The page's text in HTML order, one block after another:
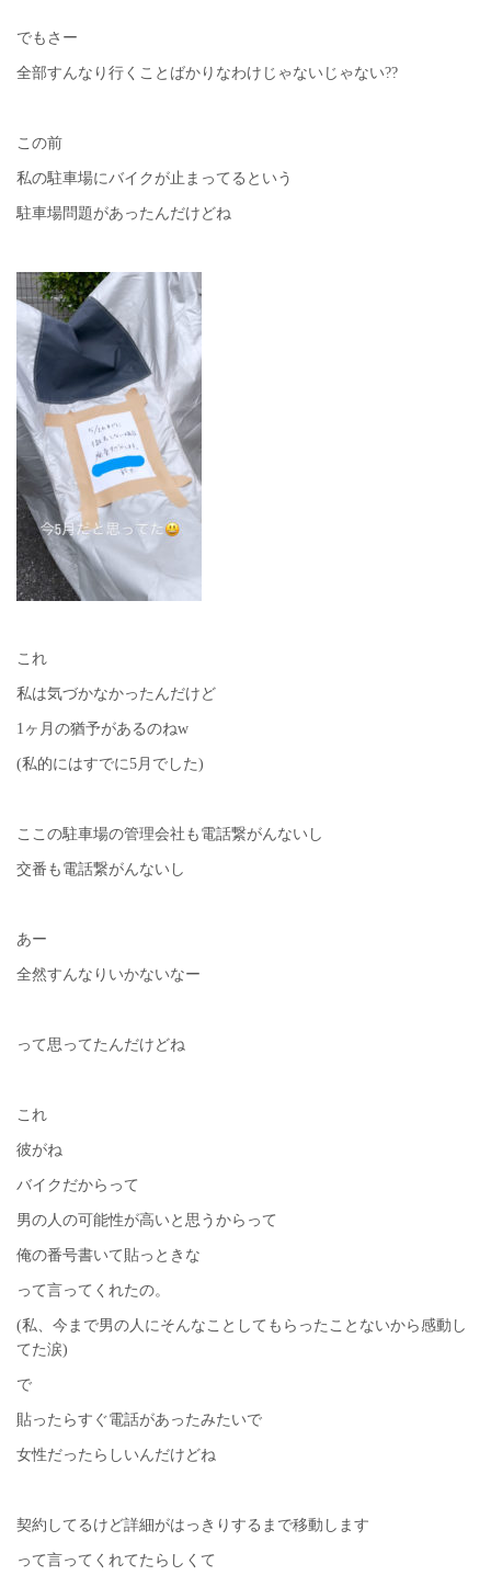
でもさー
全部すんなり行くことばかりなわけじゃないじゃない??
この前
私の駐車場にバイクが止まってるという
駐車場問題があったんだけどね
これ
私は気づかなかったんだけど
1ヶ月の猶予があるのねw
(私的にはすでに5月でした)
ここの駐車場の管理会社も電話繋がんないし
交番も電話繋がんないし
あー
全然すんなりいかないなー
って思ってたんだけどね
これ
彼がね
バイクだからって
男の人の可能性が高いと思うからって
俺の番号書いて貼っときな
って言ってくれたの。
(私、今まで男の人にそんなことしてもらったことないから感動し
てた涙)
で
貼ったらすぐ電話があったみたいで
女性だったらしいんだけどね
契約してるけど詳細がはっきりするまで移動します
って言ってくれてたらしくて